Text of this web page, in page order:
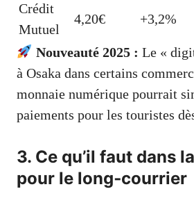
Crédit
Mutuel
4,20€ +3,2%
Nouveauté 2025 : Le «
à Osaka dans certains
monnaie numérique pourrait
paiements pour les touristes
3. Ce qu’il faut dans
pour le long‑courrier